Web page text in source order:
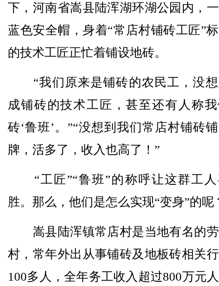
下，河南省嵩县陆浑湖环湖公园内，
蓝色安全帽，身着“常店村铺砖工匠”
的技术工匠正忙着铺设地砖。
“我们原来是铺砖的农民工，没想
成铺砖的技术工匠，甚至还有人称
砖‘鲁班’。”“没想到我们常店村铺砖
牌，活多了，收入也高了！”
“工匠”“鲁班”的称呼让这群工人
胜。那么，他们是怎么实现“变身”的呢
嵩县陆浑镇常店村是当地有名的
村，常年外出从事铺砖及地板砖相关
100多人，全年务工收入超过800万元